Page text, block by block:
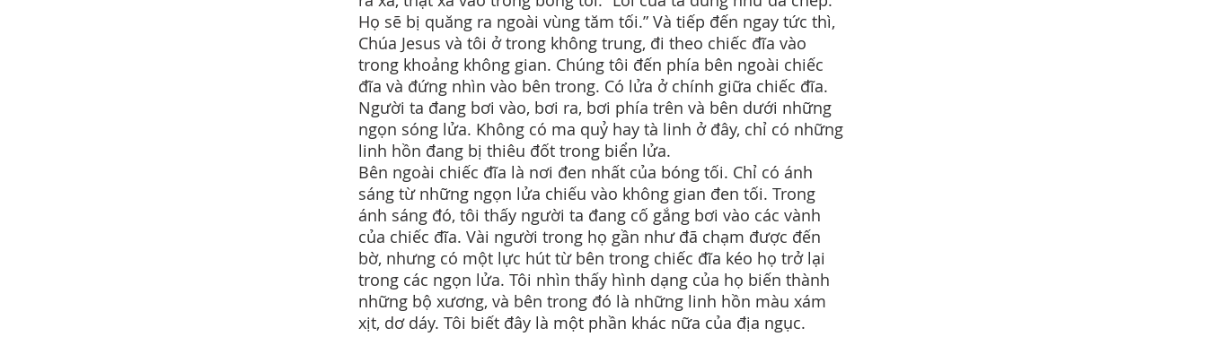
Họ sẽ bị quăng ra ngoài vùng tăm tối.” Và tiếp đến ngay tức thì,
Chúa Jesus và tôi ở trong không trung, đi theo chiếc đĩa vào
trong khoảng không gian. Chúng tôi đến phía bên ngoài chiếc
đĩa và đứng nhìn vào bên trong. Có lửa ở chính giữa chiếc đĩa.
Người ta đang bơi vào, bơi ra, bơi phía trên và bên dưới những
ngọn sóng lửa. Không có ma quỷ hay tà linh ở đây, chỉ có những
linh hồn đang bị thiêu đốt trong biển lửa.
Bên ngoài chiếc đĩa là nơi đen nhất của bóng tối. Chỉ có ánh
sáng từ những ngọn lửa chiếu vào không gian đen tối. Trong
ánh sáng đó, tôi thấy người ta đang cố gắng bơi vào các vành
của chiếc đĩa. Vài người trong họ gần như đã chạm được đến
bờ, nhưng có một lực hút từ bên trong chiếc đĩa kéo họ trở lại
trong các ngọn lửa. Tôi nhìn thấy hình dạng của họ biến thành
những bộ xương, và bên trong đó là những linh hồn màu xám
xịt, dơ dáy. Tôi biết đây là một phần khác nữa của địa ngục.